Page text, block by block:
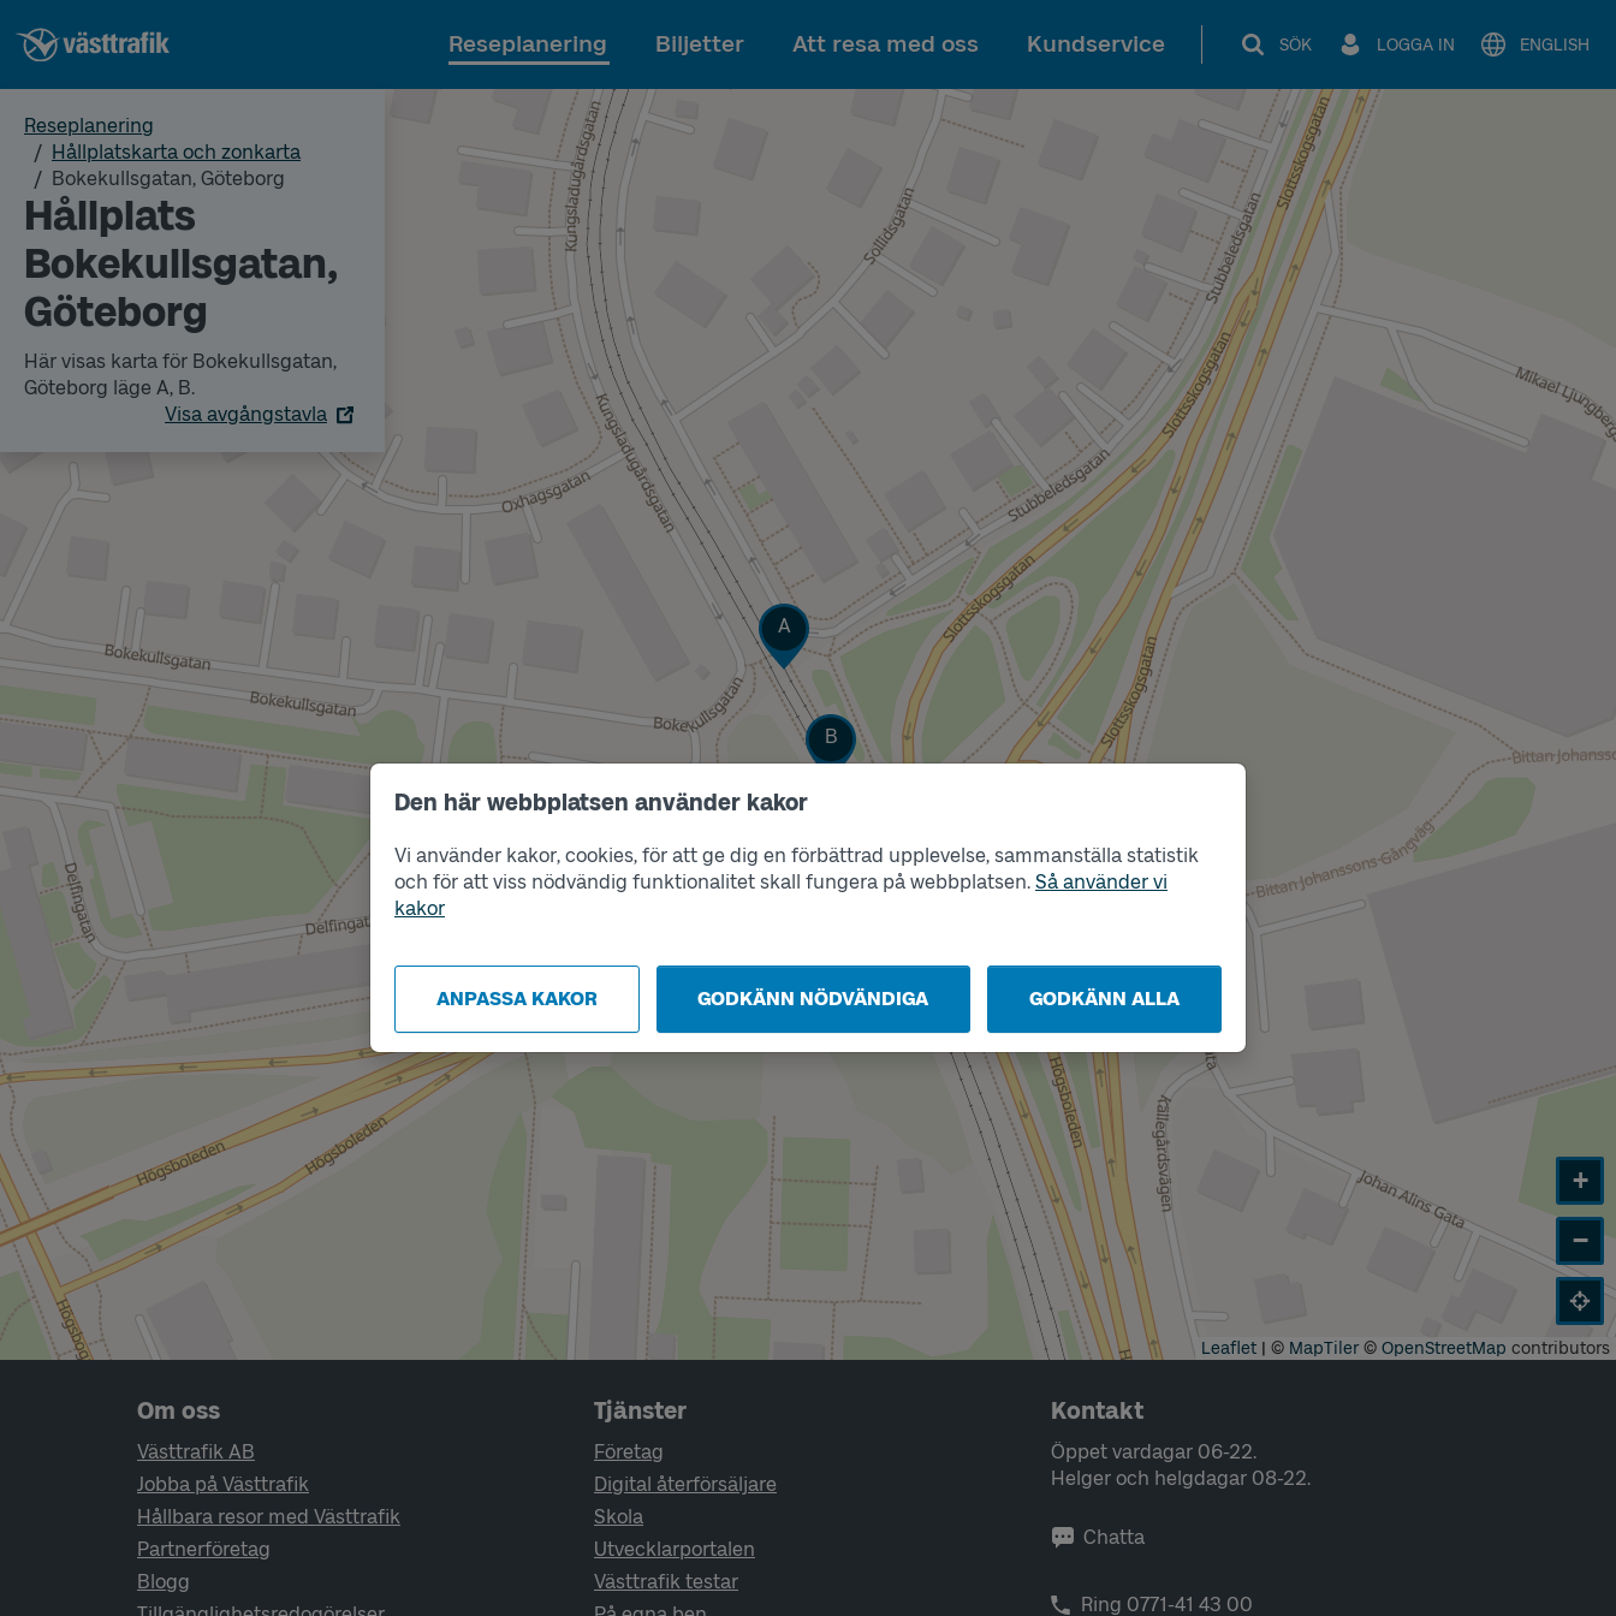
Den här webbplatsen använder kakor
Vi använder kakor, cookies, för att ge dig en förbättrad upplevelse, sammanställa statistik
och för att viss nödvändig funktionalitet skall fungera på webbplatsen. Så använder vi
kakor
ANPASSA KAKOR GODKÄNN NÖDVÄNDIGA GODKÄNN ALLA
Till innehållet
Reseplanering Biljetter Att resa med oss Kundservice SÖK LOGGA IN ENGLISH
Reseplanering
Hållplatskarta och zonkarta
Bokekullsgatan, Göteborg
Hållplats
Bokekullsgatan,
Göteborg
Här visas karta för Bokekullsgatan,
Göteborg läge A, B.
Visa avgångstavla
Läge
A
Läge
B
+
−
Leaflet | © MapTiler© OpenStreetMap contributors
Sidfotsnavigering
Om oss
Västtrafik AB
Jobba på Västtrafik
Hållbara resor med Västtrafik
Partnerföretag
Blogg
Tjänster
Företag
Digital återförsäljare
Skola
Utvecklarportalen
Västtrafik testar
Kontakt
Öppet vardagar 06-22.
Helger och helgdagar 08-22.
Chatta
Ring 0771-41 43 00